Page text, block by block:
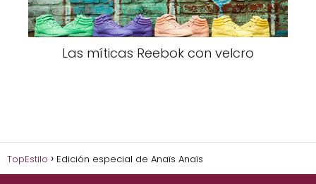
Las míticas Reebok con velcro
TopEstilo Edición especial de Anaïs Anaïs